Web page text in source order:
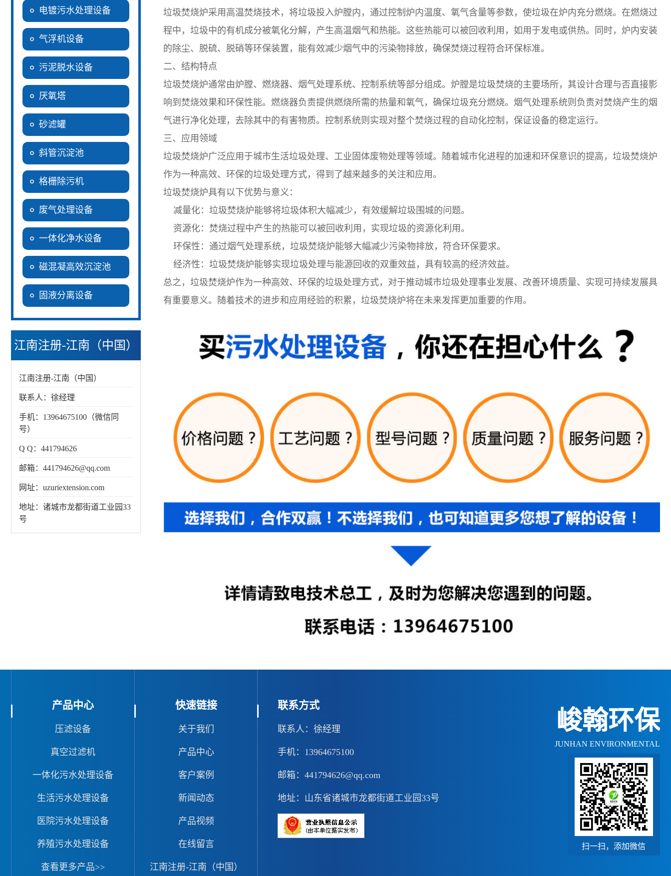
电镀污水处理设备
气浮机设备
污泥脱水设备
厌氧塔
砂滤罐
斜管沉淀池
格栅除污机
废气处理设备
一体化净水设备
磁混凝高效沉淀池
固液分离设备
江南注册-江南（中国）
江南注册-江南（中国）
联系人：徐经理
手机：13964675100（微信同
号）
Q Q：441794626
邮箱：441794626@qq.com
网址：uzuriextension.com
地址：诸城市龙都街道工业园33
号
垃圾焚烧炉采用高温焚烧技术，将垃圾投入炉膛内，通过控制炉内温度、氧气含量等参数，使垃圾在炉内充分燃烧。在燃烧过
程中，垃圾中的有机成分被氧化分解，产生高温烟气和热能。这些热能可以被回收利用，如用于发电或供热。同时，炉内安装
的除尘、脱硫、脱硝等环保装置，能有效减少烟气中的污染物排放，确保焚烧过程符合环保标准。
二、结构特点
垃圾焚烧炉通常由炉膛、燃烧器、烟气处理系统、控制系统等部分组成。炉膛是垃圾焚烧的主要场所，其设计合理与否直接影
响到焚烧效果和环保性能。燃烧器负责提供燃烧所需的热量和氧气，确保垃圾充分燃烧。烟气处理系统则负责对焚烧产生的烟
气进行净化处理，去除其中的有害物质。控制系统则实现对整个焚烧过程的自动化控制，保证设备的稳定运行。
三、应用领域
垃圾焚烧炉广泛应用于城市生活垃圾处理、工业固体废物处理等领域。随着城市化进程的加速和环保意识的提高，垃圾焚烧炉
作为一种高效、环保的垃圾处理方式，得到了越来越多的关注和应用。
垃圾焚烧炉具有以下优势与意义：
减量化：垃圾焚烧炉能够将垃圾体积大幅减少，有效缓解垃圾围城的问题。
资源化：焚烧过程中产生的热能可以被回收利用，实现垃圾的资源化利用。
环保性：通过烟气处理系统，垃圾焚烧炉能够大幅减少污染物排放，符合环保要求。
经济性：垃圾焚烧炉能够实现垃圾处理与能源回收的双重效益，具有较高的经济效益。
总之，垃圾焚烧炉作为一种高效、环保的垃圾处理方式，对于推动城市垃圾处理事业发展、改善环境质量、实现可持续发展具
有重要意义。随着技术的进步和应用经验的积累，垃圾焚烧炉将在未来发挥更加重要的作用。
产品中心
压滤设备
真空过滤机
一体化污水处理设备
生活污水处理设备
医院污水处理设备
养殖污水处理设备
查看更多产品>>
快速链接
关于我们
产品中心
客户案例
新闻动态
产品视频
在线留言
江南注册-江南（中国）
联系方式
联系人：徐经理
手机：13964675100
邮箱：441794626@qq.com
地址：山东省诸城市龙都街道工业园33号
峻翰环保
JUNHAN ENVIRONMENTAL
扫一扫，添加微信